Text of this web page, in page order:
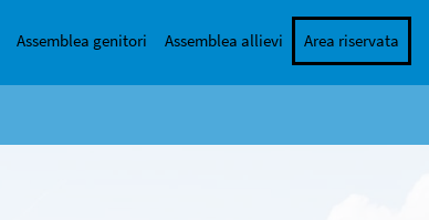
Assemblea genitori Assemblea allievi Area riservata